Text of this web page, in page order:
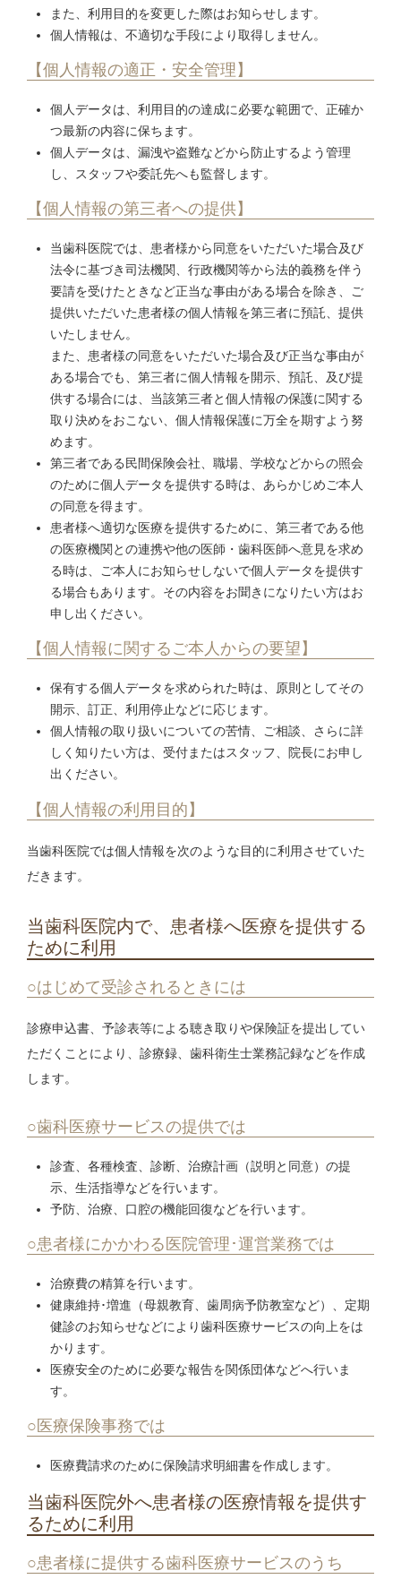
また、利用目的を変更した際はお知らせします。
個人情報は、不適切な手段により取得しません。
【個人情報の適正・安全管理】
個人データは、利用目的の達成に必要な範囲で、正確か
つ最新の内容に保ちます。
個人データは、漏洩や盗難などから防止するよう管理
し、スタッフや委託先へも監督します。
【個人情報の第三者への提供】
当歯科医院では、患者様から同意をいただいた場合及び
法令に基づき司法機関、行政機関等から法的義務を伴う
要請を受けたときなど正当な事由がある場合を除き、ご
提供いただいた患者様の個人情報を第三者に預託、提供
いたしません。
また、患者様の同意をいただいた場合及び正当な事由が
ある場合でも、第三者に個人情報を開示、預託、及び提
供する場合には、当該第三者と個人情報の保護に関する
取り決めをおこない、個人情報保護に万全を期すよう努
めます。
第三者である民間保険会社、職場、学校などからの照会
のために個人データを提供する時は、あらかじめご本人
の同意を得ます。
患者様へ適切な医療を提供するために、第三者である他
の医療機関との連携や他の医師・歯科医師へ意見を求め
る時は、ご本人にお知らせしないで個人データを提供す
る場合もあります。その内容をお聞きになりたい方はお
申し出ください。
【個人情報に関するご本人からの要望】
保有する個人データを求められた時は、原則としてその
開示、訂正、利用停止などに応じます。
個人情報の取り扱いについての苦情、ご相談、さらに詳
しく知りたい方は、受付またはスタッフ、院長にお申し
出ください。
【個人情報の利用目的】
当歯科医院では個人情報を次のような目的に利用させていた
だきます。
当歯科医院内で、患者様へ医療を提供する
ために利用
○はじめて受診されるときには
診療申込書、予診表等による聴き取りや保険証を提出してい
ただくことにより、診療録、歯科衛生士業務記録などを作成
します。
○歯科医療サービスの提供では
診査、各種検査、診断、治療計画（説明と同意）の提
示、生活指導などを行います。
予防、治療、口腔の機能回復などを行います。
○患者様にかかわる医院管理･運営業務では
治療費の精算を行います。
健康維持･増進（母親教育、歯周病予防教室など）、定期
健診のお知らせなどにより歯科医療サービスの向上をは
かります。
医療安全のために必要な報告を関係団体などへ行いま
す。
○医療保険事務では
医療費請求のために保険請求明細書を作成します。
当歯科医院外へ患者様の医療情報を提供す
るために利用
○患者様に提供する歯科医療サービスのうち